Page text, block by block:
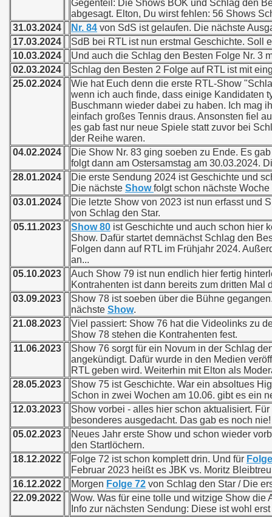
Gegenteil: Die Shows BOK und Schlag den
abgesagt. Elton, Du wirst fehlen: 56 Shows
31.03.2024
Nr. 84 von SdS ist gelaufen. Die nächste
17.03.2024
SdB bei RTL ist nun erstmal Geschichte. Soll
10.03.2024
Und auch die Schlag den Besten Folge Nr. 3
02.03.2024
Schlag den Besten 2 Folge auf RTL ist mit
25.02.2024
Wie hat Euch denn die erste RTL-Show
wenn ich auch finde, dass einige Kandidaten
Buschmann wieder dabei zu haben. Ich mag
einfach großes Tennis draus. Ansonsten fiel
es gab fast nur neue Spiele statt zuvor bei
der Reihe waren.
04.02.2024
Die Show Nr. 83 ging soeben zu Ende. Es
folgt dann am Ostersamstag am 30.03.2024.
28.01.2024
Die erste Sendung 2024 ist Geschichte und
Die nächste Showfolgt schon nächste Woche
03.01.2024
Die letzte Show von 2023 ist nun erfasst und
von Schlag den Star.
05.11.2023
Show 80 ist Geschichte und auch schon hier
Show. Dafür startet demnächst Schlag den
Folgen dann auf RTL im Frühjahr 2024.
an...
05.10.2023
Auch Show 79 ist nun endlich hier fertig
Kontrahenten ist dann bereits zum dritten Mal
03.09.2023
Show 78 ist soeben über die Bühne
nächste Show.
21.08.2023
Viel passiert: Show 76 hat die Videolinks zu
Show 78 stehen die Kontrahenten fest.
11.06.2023
Show 76 sorgt für ein Novum in der Schlag
angekündigt. Dafür wurde in den Medien
RTL geben wird. Weiterhin mit Elton als
28.05.2023
Show 75 ist Geschichte. War ein absoltues
Schon in zwei Wochen am 10.06. gibt es ein
12.03.2023
Show vorbei - alles hier schon aktualisiert.
besonderes ausgedacht. Das gab es noch
05.02.2023
Neues Jahr erste Show und schon wieder
den Startlöchern.
18.12.2022
Folge 72 ist schon komplett drin. Und für
Februar 2023 heißt es JBK vs. Moritz
16.12.2022
Morgen Folge 72 von Schlag den Star / Die
22.09.2022
Wow. Was für eine tolle und witzige Show die
Info zur nächsten Sendung: Diese ist wohl